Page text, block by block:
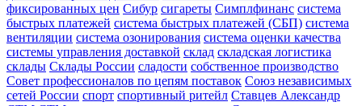
фиксированных цен Сибур сигареты Симплфинанс система
быстрых платежей система быстрых платежей (СБП) система
вентиляции система озонирования система оценки качества
системы управления доставкой склад складская логистика
склады Склады России сладости собственное производство
Совет профессионалов по цепям поставок Союз независимых
сетей России спорт спортивный ритейл Ставцев Александр